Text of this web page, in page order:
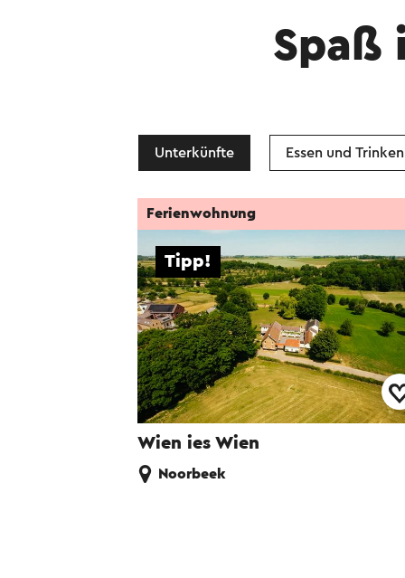
Spaß
Unterkünfte Essen und Trinken
Wien ies Wien
Tipp!
Ferienwohnung
Noorbeek